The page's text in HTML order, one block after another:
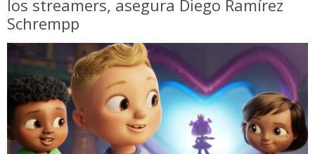
los streamers, asegura Diego Ramírez
Schrempp